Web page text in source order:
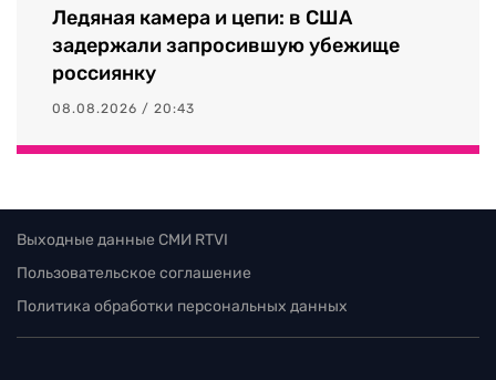
Ледяная камера и цепи: в США
задержали запросившую убежище
россиянку
08.08.2026 / 20:43
Выходные данные СМИ RTVI
Пользовательское соглашение
Политика обработки персональных данных